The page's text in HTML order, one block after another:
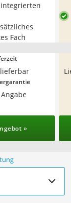
Fach
»